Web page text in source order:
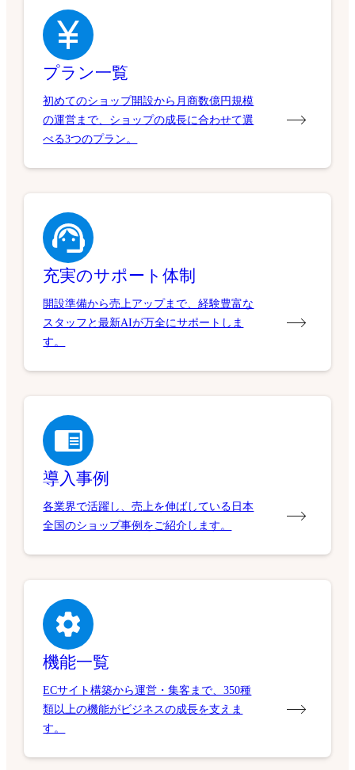
プラン一覧
初めてのショップ開設から月商数億円規模
の運営まで、ショップの成長に合わせて選
べる3つのプラン。
充実のサポート体制
開設準備から売上アップまで、経験豊富な
スタッフと最新AIが万全にサポートしま
す。
導入事例
各業界で活躍し、売上を伸ばしている日本
全国のショップ事例をご紹介します。
機能一覧
ECサイト構築から運営・集客まで、350種
類以上の機能がビジネスの成長を支えま
す。